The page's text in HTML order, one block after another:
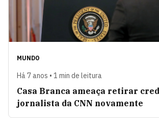
MUNDO
Há 7 anos • 1 min de leitura
Casa Branca ameaça retirar
jornalista da CNN novamente